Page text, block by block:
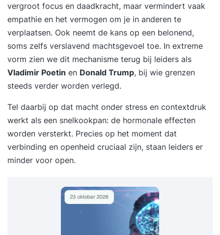
vergroot focus en daadkracht, maar vermindert vaak
empathie en het vermogen om je in anderen te
verplaatsen. Ook neemt de kans op een belonend,
soms zelfs verslavend machtsgevoel toe. In extreme
vorm zien we dit mechanisme terug bij leiders als
Vladimir Poetin en Donald Trump, bij wie grenzen
steeds verder worden verlegd.
Tel daarbij op dat macht onder stress en contextdruk
werkt als een snelkookpan: de hormonale effecten
worden versterkt. Precies op het moment dat
verbinding en openheid cruciaal zijn, staan leiders er
minder voor open.